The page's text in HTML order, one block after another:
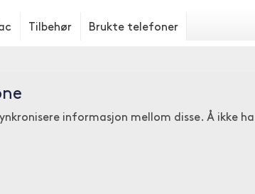
Tilbehør Brukte telefoner
informasjon mellom disse. Å ikke